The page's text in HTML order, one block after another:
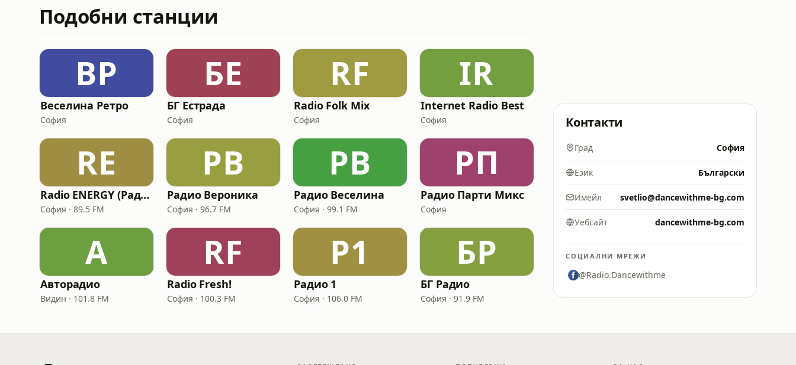
Подобни станции
ВР
Веселина Ретро
София
БЕ
БГ Естрада
София
RF
Radio Folk Mix
София
IR
Internet Radio Best
София
RE
Radio ENERGY (Радио Енерджи)
София · 89.5 FM
РВ
Радио Вероника
София · 96.7 FM
РВ
Радио Веселина
София · 99.1 FM
РП
Радио Парти Микс
София
А
Авторадио
Видин · 101.8 FM
RF
Radio Fresh!
София · 100.3 FM
Р1
Радио 1
София · 106.0 FM
БР
БГ Радио
София · 91.9 FM
Контакти
Град София
Език Български
Имейл svetlio@dancewithme-bg.com
Уебсайт dancewithme-bg.com
СОЦИАЛНИ МРЕЖИ
@Radio.Dancewithme